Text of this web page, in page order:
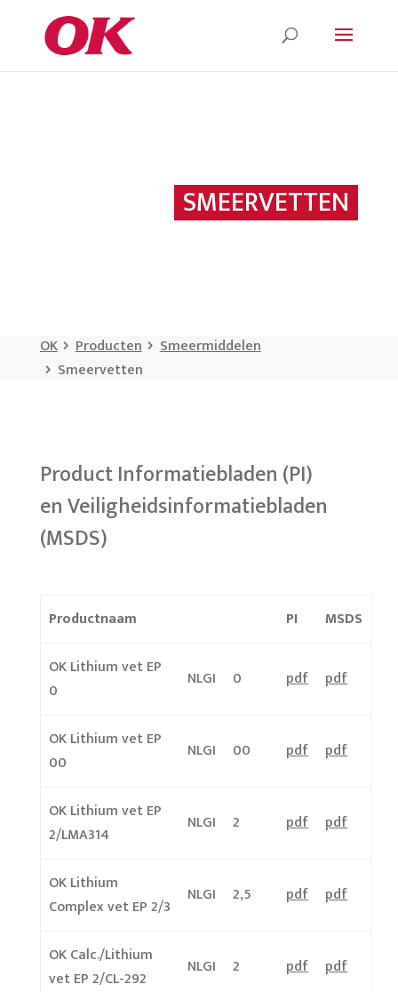
SMEERVETTEN
OK Producten
Smeermiddelen
Smeervetten
Product Informatiebladen (PI)
en Veiligheidsinformatiebladen
(MSDS)
Productnaam PI
MSDS
OK Lithium vet EP
0
NLGI 0 pdf pdf
OK Lithium vet EP
00
NLGI 00 pdf pdf
OK Lithium vet EP
2/LMA314
NLGI 2 pdf pdf
OK Lithium
Complex vet EP 2/3
NLGI 2,5 pdf pdf
OK Calc./Lithium
vet EP 2/CL-292
NLGI 2 pdf pdf